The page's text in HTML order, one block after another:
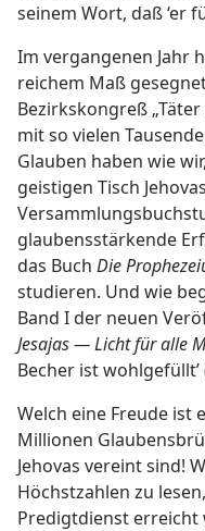
seinem Wort, daß ‘er
Im vergangenen Jahr
reichem Maß
Bezirkskongreß
mit so vielen
Glauben haben wie
geistigen Tisch
glaubensstärkende
das Buch Die
studieren. Und wie
Band I der neuen
Jesajas — Licht für alle
Becher ist wohlgefüllt’
Welch eine Freude ist
Millionen
Jehovas vereint sind!
Höchstzahlen zu
Predigtdienst erreicht